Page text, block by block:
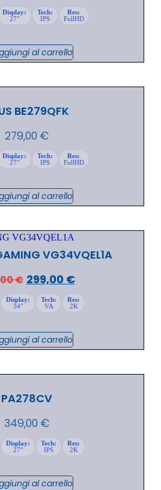
Display:
27"
Tech:
IPS
Res:
FullHD
al carrello
BE279QFK
279,00 €
Display:
27"
Tech:
IPS
Res:
FullHD
al carrello
VG34VQEL1A
€ 299,00 €
Display:
34"
Tech:
VA
Res:
2K
al carrello
PA278CV
349,00 €
Display:
27"
Tech:
IPS
Res:
2K
al carrello